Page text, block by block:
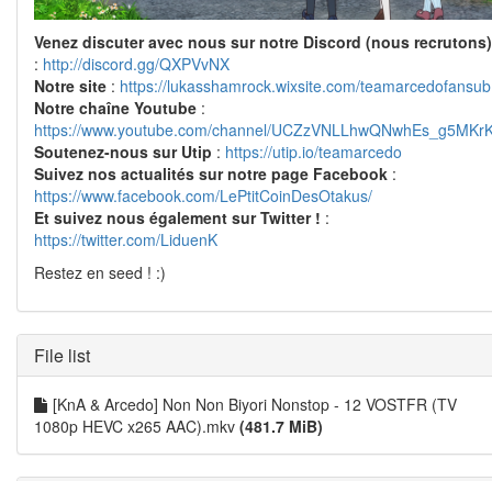
Venez discuter avec nous sur notre Discord (nous recrutons)
: http://discord.gg/QXPVvNX
Notre site : https://lukasshamrock.wixsite.com/teamarcedofansub
Notre chaîne Youtube :
https://www.youtube.com/channel/
Soutenez-nous sur Utip : https://utip.io/teamarcedo
Suivez nos actualités sur notre page Facebook :
https://www.facebook.com/LePtitCoinDesOtakus/
Et suivez nous également sur Twitter ! :
https://twitter.com/LiduenK
Restez en seed ! :)
File list
[KnA & Arcedo] Non Non Biyori Nonstop - 12 VOSTFR (TV
1080p HEVC x265 AAC).mkv (481.7 MiB)